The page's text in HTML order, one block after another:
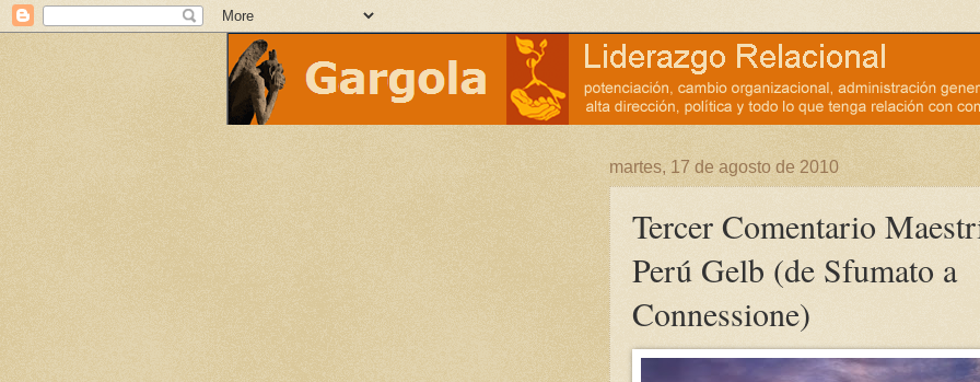
martes, 17 de agosto de 2010
Tercer Comentario
Perú Gelb (de Sfumato a
Connessione)